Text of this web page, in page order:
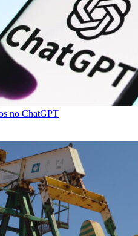
no ChatGPT